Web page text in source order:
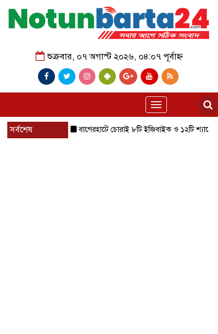
শুক্রবার, ০৭ অগাস্ট ২০২৬, ০৪:০৭ পূর্বাহ্ন
Toggle
navigation
সর্বশেষ বাগেরহাটে চোরাই ৮টি ইজিবাইক ও ১২টি শ্যালোমেশিন